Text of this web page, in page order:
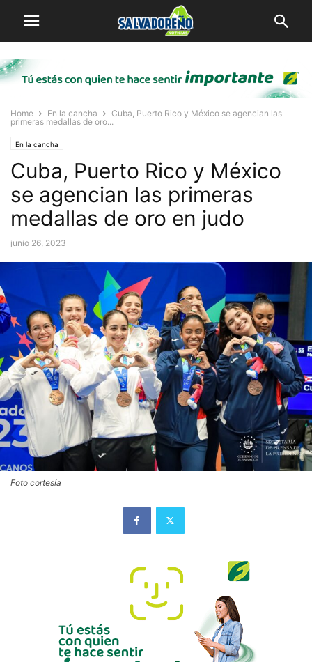
Home En la cancha
Cuba, Puerto Rico y México se agencian las
primeras medallas de oro...
En la cancha
Cuba, Puerto Rico y México
se agencian las primeras
medallas de oro en judo
junio 26, 2023
Foto cortesía